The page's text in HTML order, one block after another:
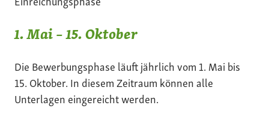
1. Mai – 15. Oktober
Die Bewerbungsphase läuft jährlich vom 1. Mai bis
15. Oktober. In diesem Zeitraum können alle
Unterlagen eingereicht werden.